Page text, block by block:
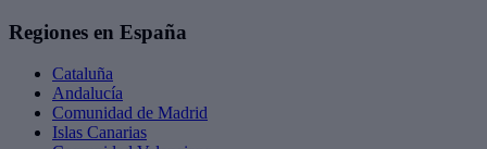
Regiones en España
Cataluña
Andalucía
Comunidad de Madrid
Islas Canarias